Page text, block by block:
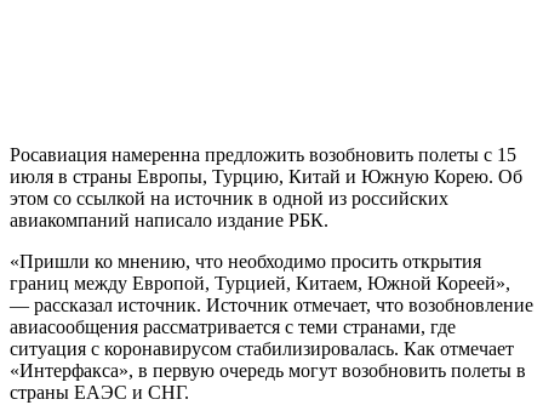
Росавиация намеренна предложить возобновить полеты с 15
июля в страны Европы, Турцию, Китай и Южную Корею. Об
этом со ссылкой на источник в одной из российских
авиакомпаний написало издание РБК.
«Пришли ко мнению, что необходимо просить открытия
границ между Европой, Турцией, Китаем, Южной Кореей»,
— рассказал источник. Источник отмечает, что возобновление
авиасообщения рассматривается с теми странами, где
ситуация с коронавирусом стабилизировалась. Как отмечает
«Интерфакса», в первую очередь могут возобновить полеты в
страны ЕАЭС и СНГ.